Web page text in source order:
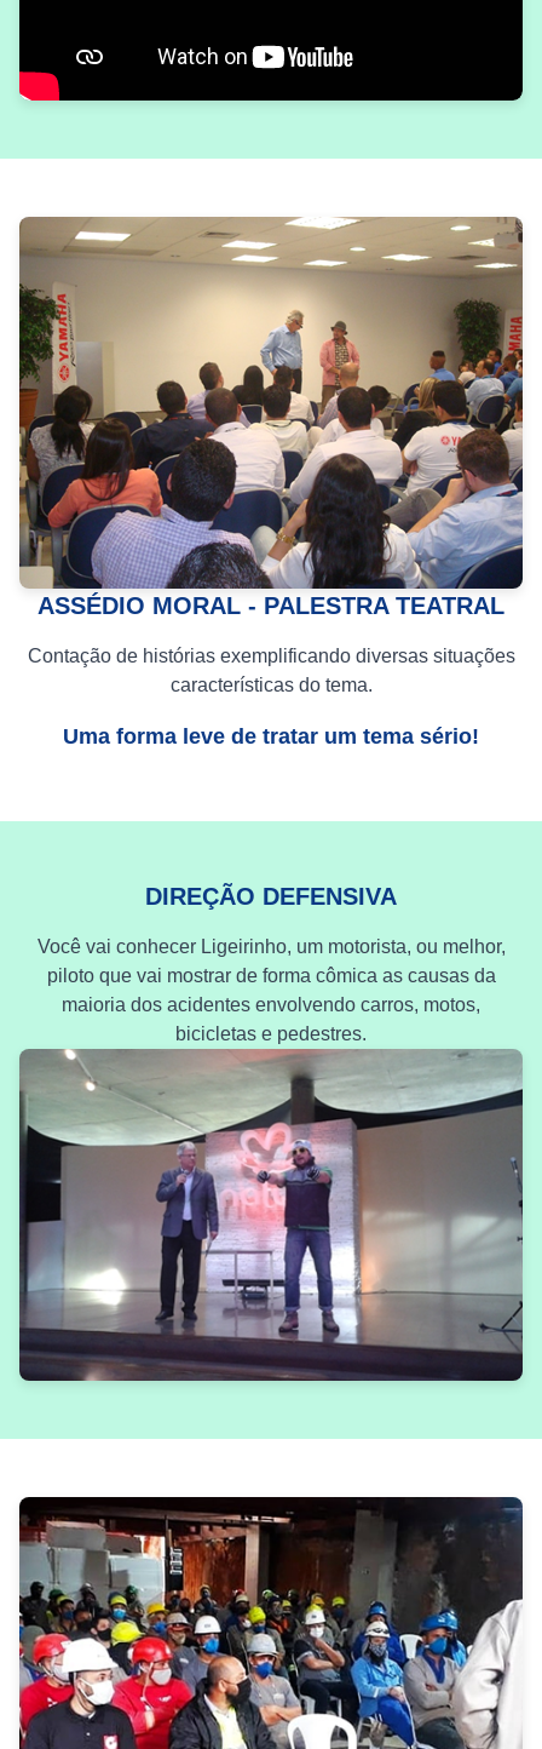
ASSÉDIO MORAL - PALESTRA TEATRAL
Contação de histórias exemplificando diversas situações
características do tema.
Uma forma leve de tratar um tema sério!
DIREÇÃO DEFENSIVA
Você vai conhecer Ligeirinho, um motorista, ou melhor,
piloto que vai mostrar de forma cômica as causas da
maioria dos acidentes envolvendo carros, motos,
bicicletas e pedestres.